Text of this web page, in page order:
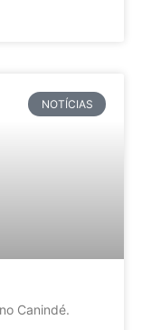
NOTÍCIAS
Canindé.